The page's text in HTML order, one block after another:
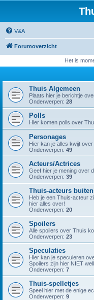
V&A
Forumoverzicht
Het is
Thuis Algemeen
Plaats hier je berichtje
Onderwerpen: 28
Polls
Hier komen polls over
Personages
Hier kan je alles kwijt
Onderwerpen: 49
Acteurs/Actrices
Geef hier je mening over
Onderwerpen: 39
Thuis-acteurs
Heb je een Thuis-acteur
hier alles over!
Onderwerpen: 20
Spoilers
Alle spoilers over Thuis
Onderwerpen: 23
Speculaties
Hier kan je speculeren
Spoilers zijn hier NIET
Onderwerpen: 7
Thuis-spelletjes
Speel hier met de enige
Onderwerpen: 9